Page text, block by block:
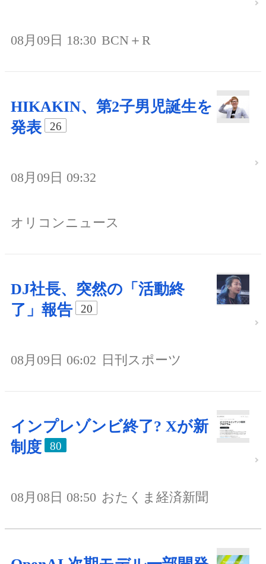
08月09日 18:30 BCN＋R
HIKAKIN、第2子男児誕生を
発表
26
08月09日 09:32
オリコンニュース
DJ社長、突然の「活動終
了」報告
20
08月09日 06:02 日刊スポーツ
インプレゾンビ終了? Xが新
制度
80
08月08日 08:50 おたくま経済新聞